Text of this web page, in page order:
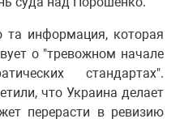
та информация, которая
о "тревожном начале
стандартах".
что Украина делает
перерасти в ревизию